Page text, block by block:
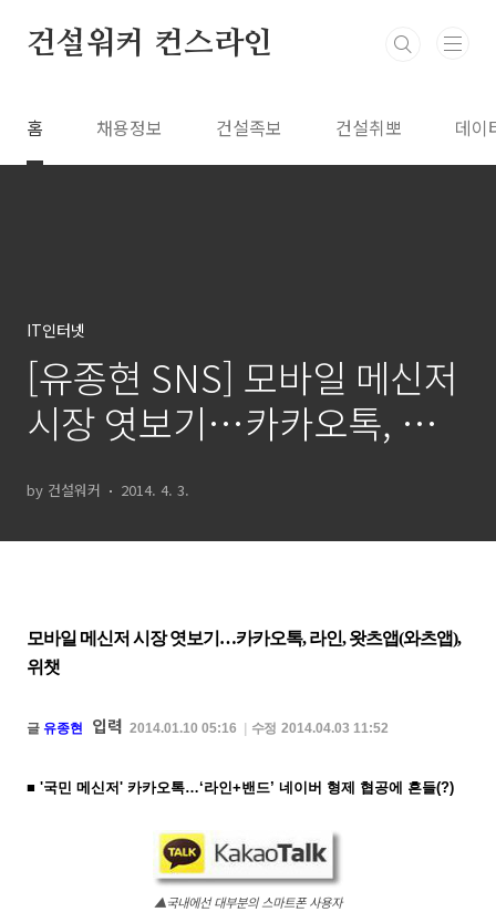
건설워커 컨스라인
홈 채용정보 건설족보 건설취뽀 데이
IT인터넷
[유종현 SNS] 모바일 메신저
시장 엿보기…카카오톡, 라
by 건설워커 2014. 4. 3.
모바일 메신저 시장 엿보기…카카오톡, 라인, 왓츠앱(와츠앱),
위챗
글 유종현 입력 2014.01.10 05:16 수정 2014.04.03 11:52
■ '국민 메신저' 카카오톡…‘라인+밴드’ 네이버 형제 협공에 흔들(?)
▲국내에선 대부분의 스마트폰 사용자